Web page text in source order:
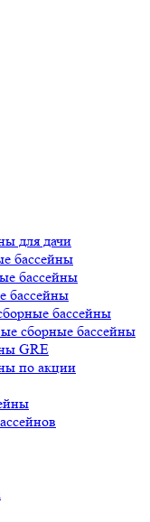
для дачи
бассейны
бассейны
бассейны
бассейны
сборные бассейны
GRE
по акции